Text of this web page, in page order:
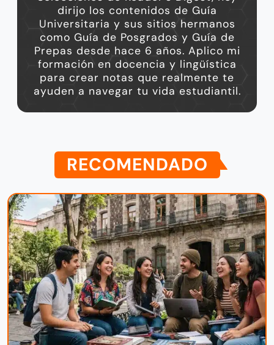
dirijo los contenidos de Guía
Universitaria y sus sitios hermanos
como Guía de Posgrados y Guía de
Prepas desde hace 6 años. Aplico mi
formación en docencia y lingüística
para crear notas que realmente te
ayuden a navegar tu vida estudiantil.
RECOMENDADO